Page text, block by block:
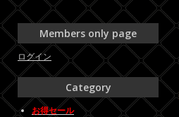
Members only page
ログイン
Category
お得セール